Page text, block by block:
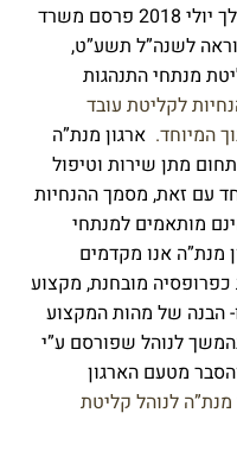
במהלך יולי 2018 פרסם משרד
לשנה”ל תשע”ט,
מנתחי התנהגות
לקליטת עובד
המיוחד. ארגון מנת”ה
מתן שירות וטיפול
עם זאת, מסמך ההנחיות
מותאמים למנתחי
מנת”ה אנו מקדמים
מובחנת, מקצוע
הבנה של מהות המקצוע
לנוהל שפורסם ע”י
מטעם הארגון
מנת”ה לנוהל קליטת